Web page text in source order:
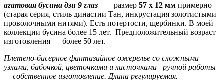
агатовая бусина дзи 9 глаз — размер 57 x 12 мм примерно
(старая серия, стиль династии Тан, инкрустация золотистыми
проволочными нитями). Есть потертости, щербинки. В моей
коллекции бусина более 15 лет. Предположительный возраст
изготовления — более 50 лет.
Плетено-бисерное фантазийное ожерелье со сложными
узлами, бабочкой, цветочками и листочками
ручной работы
— собственное изготовление. Длина регулируемая.